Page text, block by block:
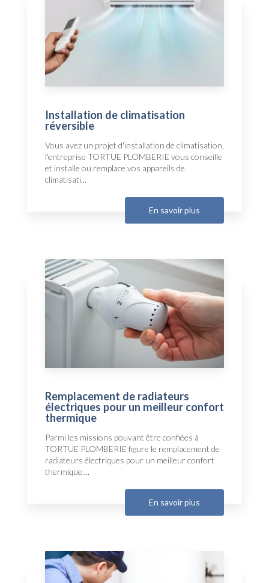
Installation de climatisation
réversible
Vous avez un projet d'installation de climatisation,
l'entreprise TORTUE PLOMBERIE vous conseille
et installe ou remplace vos appareils de
climatisati...
En savoir plus
Remplacement de radiateurs
électriques pour un meilleur confort
thermique
Parmi les missions pouvant être confiées à
TORTUE PLOMBERIE figure le remplacement de
radiateurs électriques pour un meilleur confort
thermique....
En savoir plus